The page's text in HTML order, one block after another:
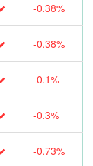
-0.38%
-0.38%
-0.1%
-0.3%
-0.73%